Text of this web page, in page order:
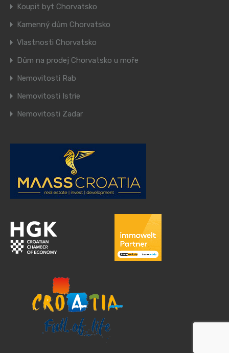
Koupit byt Chorvatsko
Kamenný dům Chorvatsko
Vlastnosti Chorvatsko
Dům na prodej Chorvatsko u moře
Nemovitosti Rab
Nemovitosti Istrie
Nemovitosti Zadar